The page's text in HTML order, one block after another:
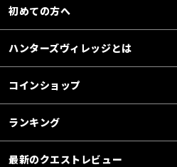
初めての方へ
ハンターズヴィレッジとは
コインショップ
ランキング
最新のクエストレビュー